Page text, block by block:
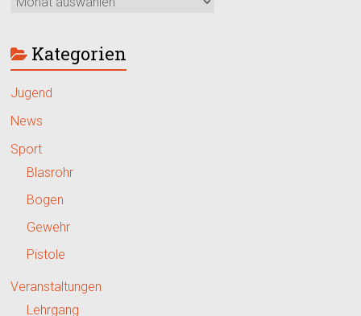
Kategorien
Jugend
News
Sport
Blasrohr
Bogen
Gewehr
Pistole
Veranstaltungen
Lehrgang